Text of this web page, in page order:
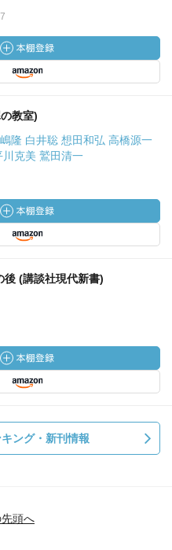
教室)
隆 白井聡 想田和弘 高橋源一
克美 鷲田清一
後 (講談社現代新書)
ング・新刊情報
頭へ